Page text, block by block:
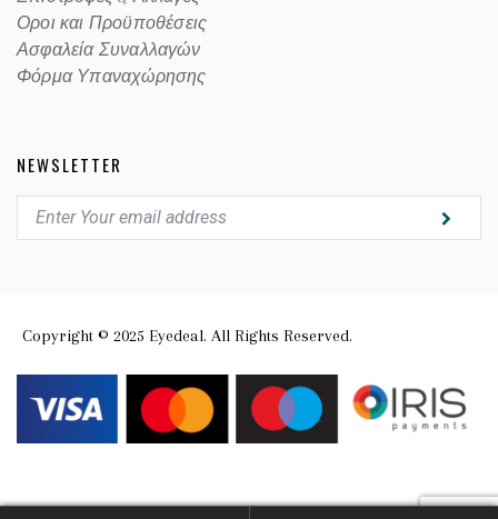
Οροι και Προϋποθέσεις
Ασφαλεία Συναλλαγών
Φόρμα Υπαναχώρησης
NEWSLETTER
Copyright © 2025 Eyedeal. All Rights Reserved.